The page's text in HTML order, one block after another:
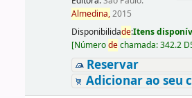
Almedina,2015
Disponibilidade:Itens
[Númerodechamada:342.2
Reservar
Adicionar ao seu